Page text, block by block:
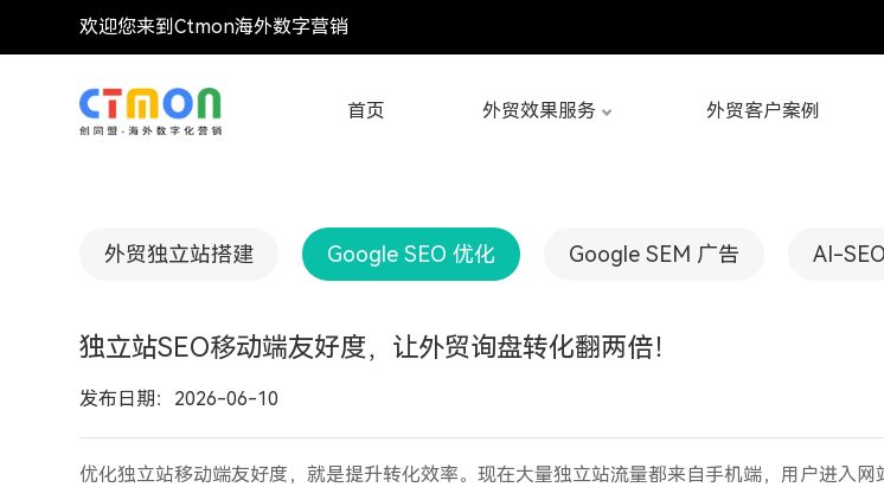
欢迎您来到Ctmon海外数字营销
首页 外贸效果服务 外贸客户案例
外贸独立站搭建 Google SEO 优化 Google SEM 广告 AI-
独立站SEO移动端友好度，让外贸询盘转化翻两倍！
发布日期：2026-06-10
优化独立站移动端友好度，就是提升转化效率。现在大量独立站流量都来自手机端，用户进入网